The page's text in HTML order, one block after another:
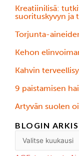
Kreatiinilisä:
suorituskyvyn ja
Torjunta-
Kehon
Kahvin
9 paistamisen
Ärtyvän suolen
BLOGIN